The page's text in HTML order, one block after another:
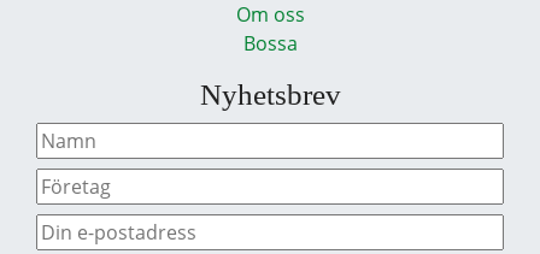
Om oss
Bossa
Nyhetsbrev